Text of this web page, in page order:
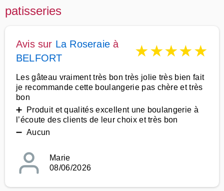
patisseries
Avis sur La Roseraie à
BELFORT
★★★★★
Les gâteau vraiment très bon très jolie très bien fait
je recommande cette boulangerie pas chère et très
bon
➕ Produit et qualités excellent une boulangerie à
l’écoute des clients de leur choix et très bon
➖ Aucun
Marie
08/06/2026